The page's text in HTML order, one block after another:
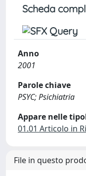
Scheda
Anno
2001
Parole chiave
PSYC; Psichiatria
Appare nelle
01.01 Articolo in
File in questo